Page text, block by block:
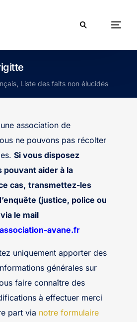
, Liste des faits non élucidés
association de
ne pouvons pas récolter
Si vous disposez
pouvant aider à la
cas, transmettez-les
(justice, police ou
le mail
avane.fr
uniquement apporter des
générales sur
faire connaître des
à effectuer merci
part via notre formulaire